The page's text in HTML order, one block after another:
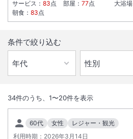
最上階１５階のレストランから大雪山連
ェをお楽しみください。ビジネスやレジ
サービス ： 83点 部屋 ： 77点 大浴場
朝食 ： 83点
条件で絞り込む
34件のうち、 1〜20件を表示
60代 女性
レジャー・観光
利用時期： 2026年3月14日